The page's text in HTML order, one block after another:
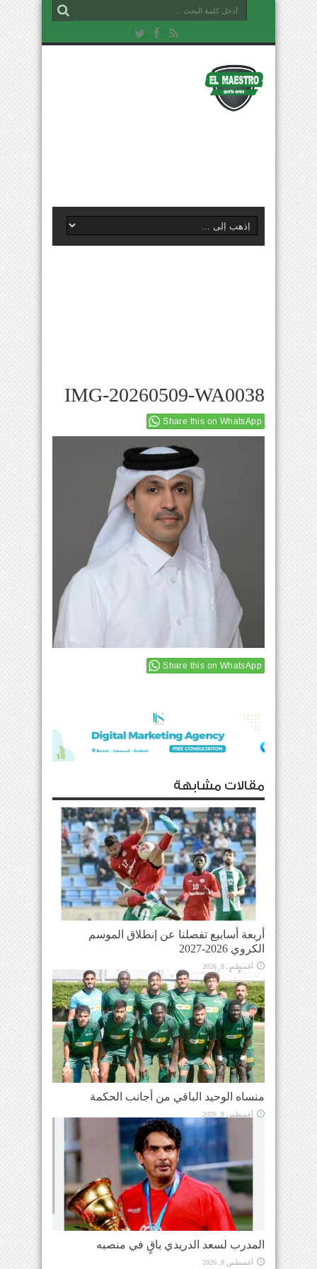
IMG-20260509-WA0038
Share this on WhatsApp
Share this on WhatsApp
مقالات مشابهة
أربعة أسابيع تفصلنا عن إنطلاق الموسم
الكروي 2026-2027
أغسطس 8, 2026
منساه الوحيد الباقي من أجانب الحكمة
أغسطس 8, 2026
المدرب لسعد الدريدي باقٍ في منصبه
أغسطس 8, 2026